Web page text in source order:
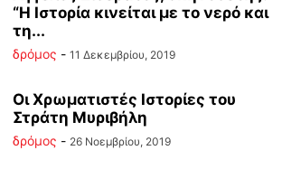
“Η Ιστορία κινείται με το νερό και
τη...
δρόμος - 11 Δεκεμβρίου, 2019
Οι Χρωματιστές Ιστορίες του
Στράτη Μυριβήλη
δρόμος - 26 Νοεμβρίου, 2019